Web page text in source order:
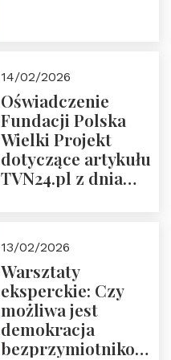
14/02/2026
Oświadczenie
Fundacji Polska
Wielki Projekt
dotyczące artykułu
TVN24.pl z dnia
13/02/2026
Warsztaty
eksperckie: Czy
możliwa jest
demokracja
bezprzymiotnikowa?